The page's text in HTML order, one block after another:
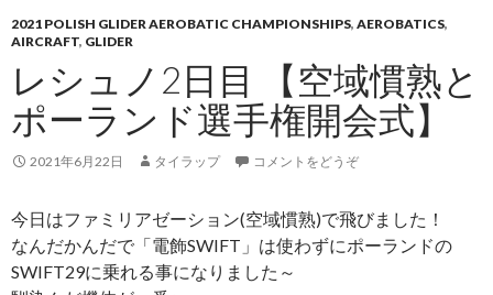
ン
ツ
へ
移
動
2021 POLISH GLIDER AEROBATIC CHAMPIONSHIPS, AEROBATICS,
AIRCRAFT, GLIDER
レシュノ2日目 【空域慣熟と
ポーランド選手権開会式】
2021年6月22日 タイラップ コメントをどうぞ
今日はファミリアゼーション(空域慣熟)で飛びました！
なんだかんだで「電飾SWIFT」は使わずにポーランドの
SWIFT29に乗れる事になりました～